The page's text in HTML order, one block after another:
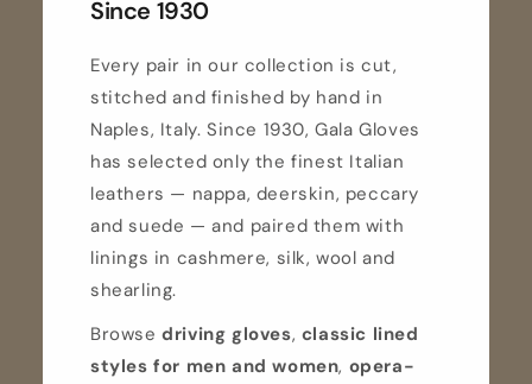
Since 1930
Every pair in our collection is cut,
stitched and finished by hand in
Naples, Italy. Since 1930, Gala Gloves
has selected only the finest Italian
leathers — nappa, deerskin, peccary
and suede — and paired them with
linings in cashmere, silk, wool and
shearling.
Browsedriving gloves, classic lined
styles for men and women, opera-